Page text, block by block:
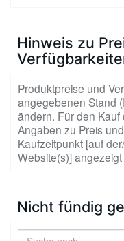
Hinweis zu
Produktpreise und
angegebenen Stand
ändern. Für den
Angaben zu Preis
Kaufzeitpunkt [auf
Website(s)]
Nicht fündig